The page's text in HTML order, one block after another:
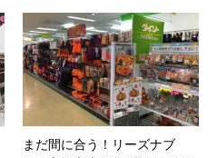
まだ間に合う！リーズナブ